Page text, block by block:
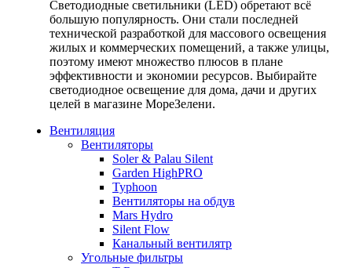
Светодиодные светильники (LED) обретают всё
большую популярность. Они стали последней
технической разработкой для массового освещения
жилых и коммерческих помещений, а также улицы,
поэтому имеют множество плюсов в плане
эффективности и экономии ресурсов. Выбирайте
светодиодное освещение для дома, дачи и других
целей в магазине МореЗелени.
Вентиляция
Вентиляторы
Soler & Palau Silent
Garden HighPRO
Typhoon
Вентиляторы на обдув
Mars Hydro
Silent Flow
Канальный вентилятр
Угольные фильтры